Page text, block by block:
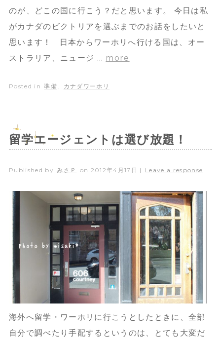
のが、どこの国に行こう？だと思います。 今日は私
がカナダのビクトリアを選ぶまでのお話をしたいと
思います！ 日本からワーホリへ行ける国は、オー
ストラリア、ニュージ … more
Posted in 準備 カナダワーホリ
留学エージェントは選び放題！
Published by みさＰ on 2012年4月17日 | Leave a response
海外へ留学・ワーホリに行こうとしたときに、全部
自分で調べたり手配するというのは、とても大変だ